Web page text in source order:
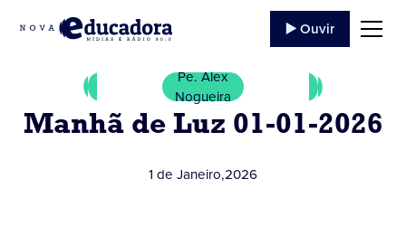
▶️ Ouvir
Pe. Alex
Nogueira
Manhã de Luz 01-01-2026
1 de Janeiro,2026